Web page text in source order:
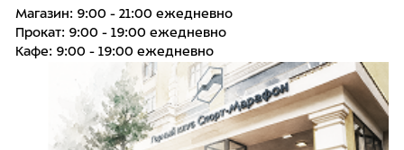
Магазин: 9:00 - 21:00 ежедневно
Прокат: 9:00 - 19:00 ежедневно
Кафе: 9:00 - 19:00 ежедневно